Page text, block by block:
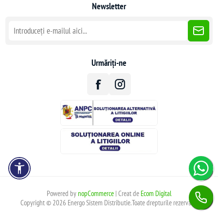
Newsletter
Urmăriți-ne
Powered bynopCommerce| Creat de Ecom Digital
Copyright © 2026 Energo Sistem Distributie.Toate drepturile rezervate.